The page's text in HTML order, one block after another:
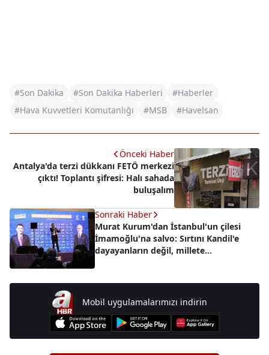
#Son Dakika #Son Dakika Haberleri
#Haberler
#Hava Kuvvetleri Komutanlığı
#MSB #Havelsan
Önceki Haber
Antalya'da terzi dükkanı FETÖ merkezi
çıktı! Toplantı şifresi: Halı sahada
buluşalım
Sonraki Haber
Murat Kurum'dan İstanbul'un çilesi
İmamoğlu'na salvo: Sırtını Kandil'e
dayayanların değil, millete
Mobil uygulamalarımızı indirin